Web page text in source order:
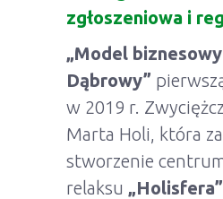
zgłoszeniowa i
„Model
Dąbrowy”
w 2019 r.
Marta Holi, która
stworzenie
relaksu „Holisfera”